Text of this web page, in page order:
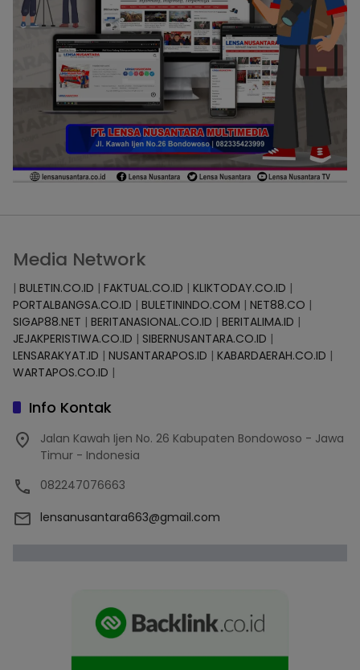
Media Network
| BULETIN.CO.ID | FAKTUAL.CO.ID | KLIKTODAY.CO.ID |
PORTALBANGSA.CO.ID | BULETININDO.COM | NET88.CO |
SIGAP88.NET | BERITANASIONAL.CO.ID | BERITALIMA.ID |
JEJAKPERISTIWA.CO.ID | SIBERNUSANTARA.CO.ID |
LENSARAKYAT.ID | NUSANTARAPOS.ID | KABARDAERAH.CO.ID |
WARTAPOS.CO.ID |
Info Kontak
Jalan Kawah Ijen No. 26 Kabupaten Bondowoso - Jawa
Timur - Indonesia
082247076663
lensanusantara663@gmail.com